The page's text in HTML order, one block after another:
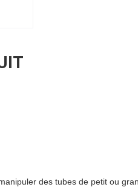
des tubes de petit ou